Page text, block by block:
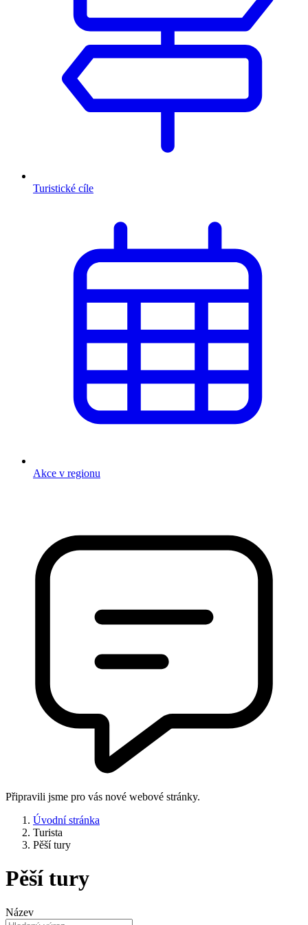
Turistické cíle
Akce v regionu
Připravili jsme pro vás nové webové stránky.
Úvodní stránka
Turista
Pěší tury
Pěší tury
Název